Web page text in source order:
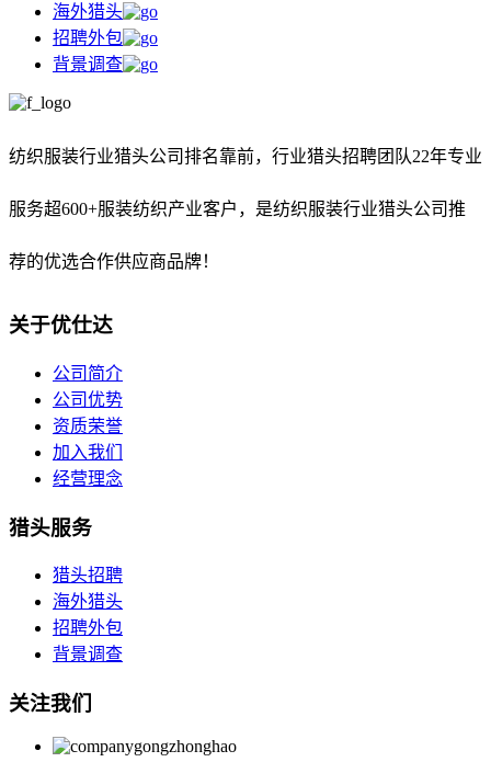
海外猎头
招聘外包
背景调查
纺织服装行业猎头公司排名靠前， 行业猎头招聘团队22年专业
服务超600+服装纺织产业客户，是纺织服装行业猎头公司推
荐的优选合作供应商品牌！
关于优仕达
公司简介
公司优势
资质荣誉
加入我们
经营理念
猎头服务
猎头招聘
海外猎头
招聘外包
背景调查
关注我们